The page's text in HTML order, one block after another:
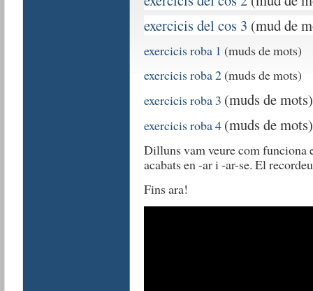
exercicis del cos 3 (mud de
exercicis roba 1 (muds de mots)
exercicis roba 2(muds de mots)
exercicis roba 3 (muds de mots)
exercicis roba 4 (muds de mots)
Dilluns vam veure com funciona
acabats en -ar i -ar-se. El
Fins ara!